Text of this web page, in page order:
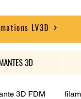
LV3D
3D
3D FDM